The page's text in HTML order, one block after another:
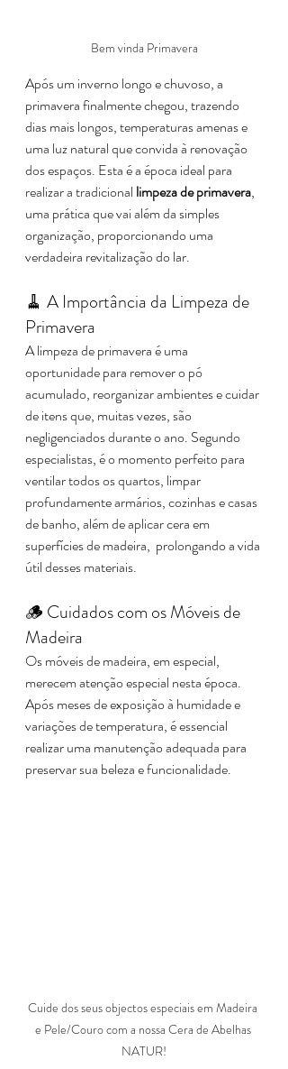
Bem vinda Primavera
Após um inverno longo e chuvoso, a
primavera finalmente chegou, trazendo
dias mais longos, temperaturas amenas e
uma luz natural que convida à renovação
dos espaços. Esta é a época ideal para
realizar a tradicional limpeza de primavera,
uma prática que vai além da simples
organização, proporcionando uma
verdadeira revitalização do lar.
🧹 A Importância da Limpeza de
Primavera
A limpeza de primavera é uma
oportunidade para remover o pó
acumulado, reorganizar ambientes e cuidar
de itens que, muitas vezes, são
negligenciados durante o ano. Segundo
especialistas, é o momento perfeito para
ventilar todos os quartos, limpar
profundamente armários, cozinhas e casas
de banho, além de aplicar cera em
superfícies de madeira,  prolongando a vida
útil desses materiais. ​
🪵 Cuidados com os Móveis de
Madeira
Os móveis de madeira, em especial,
merecem atenção especial nesta época.
Após meses de exposição à humidade e
variações de temperatura, é essencial
realizar uma manutenção adequada para
preservar sua beleza e funcionalidade.​
Cuide dos seus objectos especiais em Madeira
e Pele/Couro com a nossa Cera de Abelhas
NATUR!